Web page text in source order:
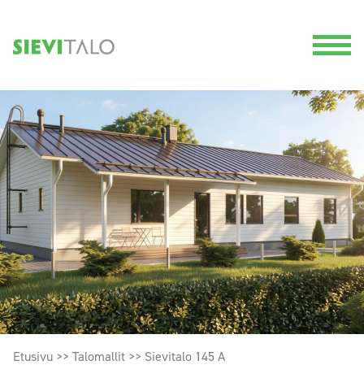
Etusivu >> Talomallit >> Sievitalo 145 A